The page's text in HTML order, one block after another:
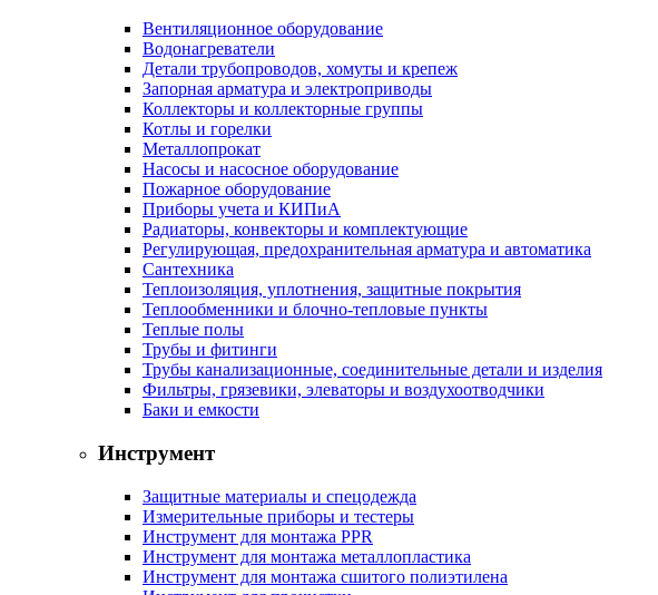
Вентиляционное оборудование
Водонагреватели
Детали трубопроводов, хомуты и крепеж
Запорная арматура и электроприводы
Коллекторы и коллекторные группы
Котлы и горелки
Металлопрокат
Насосы и насосное оборудование
Пожарное оборудование
Приборы учета и КИПиА
Радиаторы, конвекторы и комплектующие
Регулирующая, предохранительная арматура и автоматика
Сантехника
Теплоизоляция, уплотнения, защитные покрытия
Теплообменники и блочно-тепловые пункты
Теплые полы
Трубы и фитинги
Трубы канализационные, соединительные детали и изделия
Фильтры, грязевики, элеваторы и воздухоотводчики
Баки и емкости
Инструмент
Защитные материалы и спецодежда
Измерительные приборы и тестеры
Инструмент для монтажа PPR
Инструмент для монтажа металлопластика
Инструмент для монтажа сшитого полиэтилена